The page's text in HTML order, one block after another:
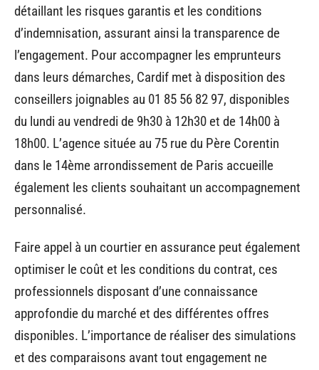
détaillant les risques garantis et les conditions
d’indemnisation, assurant ainsi la transparence de
l’engagement. Pour accompagner les emprunteurs
dans leurs démarches, Cardif met à disposition des
conseillers joignables au 01 85 56 82 97, disponibles
du lundi au vendredi de 9h30 à 12h30 et de 14h00 à
18h00. L’agence située au 75 rue du Père Corentin
dans le 14ème arrondissement de Paris accueille
également les clients souhaitant un accompagnement
personnalisé.
Faire appel à un courtier en assurance peut également
optimiser le coût et les conditions du contrat, ces
professionnels disposant d’une connaissance
approfondie du marché et des différentes offres
disponibles. L’importance de réaliser des simulations
et des comparaisons avant tout engagement ne